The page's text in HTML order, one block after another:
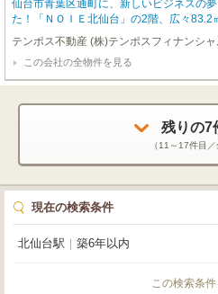
仙台市青葉区通町に、新しいビジネスの
た！「ＮＯＩＥ北仙台」の2階、広々
ンクリート造。新しく綺麗な環境でスタ
す。前面ガラス張りのデザイナーズ物件
スケルトン渡しなので、お客様のイメー
だけます。エレベーターも完備しており
容・健康・介護、医療関係の事業にもお
アクセスも良好で、駐車場も複数台確保
トア、飲食店などが揃い、利便性も申し
テンポス不動産 (株)テンポスフィナンシャ
この会社の全物件を見る
残りの7
（11～17件目／
現在の検索条件
北仙台駅 築6年以内
この検索条件